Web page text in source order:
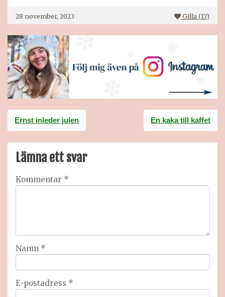
28 november, 2023 Gilla (17)
Inläggsnavigering
Ernst inleder julen En kaka till kaffet
Lämna ett svar
Kommentar *
Namn *
E-postadress *